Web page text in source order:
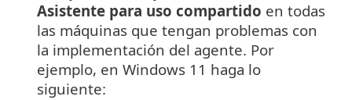
Asistente para uso compartido en todas
las máquinas que tengan problemas con
la implementación del agente. Por
ejemplo, en Windows 11 haga lo
siguiente: